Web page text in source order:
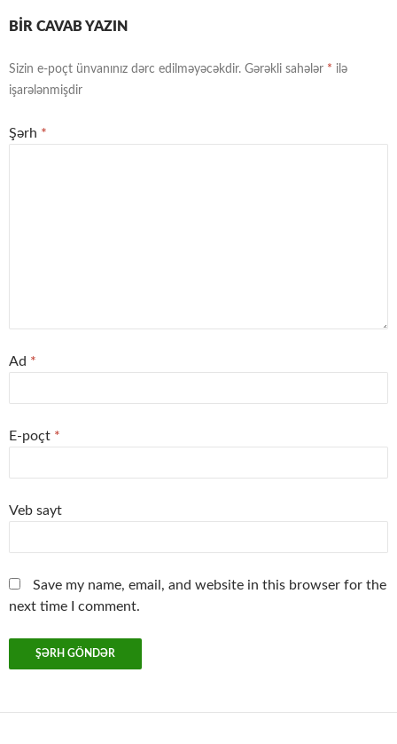
BIR CAVAB YAZIN
Sizin e-poçt ünvanınız dərc edilməyəcəkdir. Gərəkli sahələr * ilə
işarələnmişdir
Şərh *
Ad *
E-poçt *
Veb sayt
Save my name, email, and website in this browser for the
next time I comment.